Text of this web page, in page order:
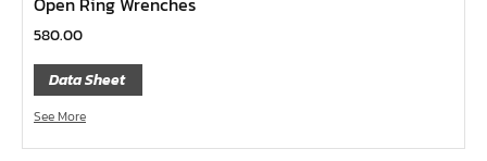
ด้ามขันบ๊อกซ์
ด้ามฟรี หัวกลม คอพับ ด้ามเรียบ 1/4", 3/8", 1/2"
ด้ามฟรี หัวกลม คอพับ ด้ามเหล็ก 1/4", 3/8", 1/2", 1"
580.00
Data Sheet
See More